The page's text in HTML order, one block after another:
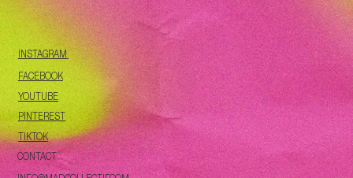
INSTAGRAM
FACEBOOK
YOUTUBE
PINTEREST
TIKTOK
CONTACT